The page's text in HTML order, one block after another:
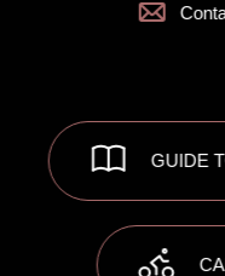
GUIDE